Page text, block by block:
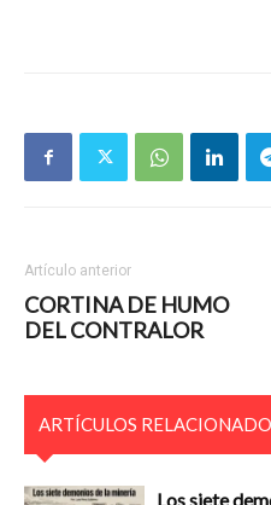
Artículo anterior
CORTINA DE HUMO
DEL CONTRALOR
ARTÍCULOS
Los siete